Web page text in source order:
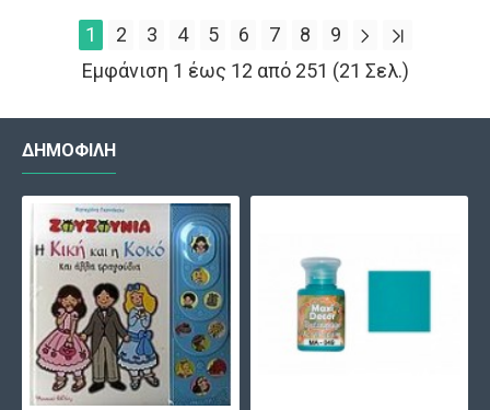
1 2 3 4 5 6 7 8
9
Εμφάνιση 1 έως 12 από 251 (21 Σελ.)
ΔΗΜΟΦΙΛΉ